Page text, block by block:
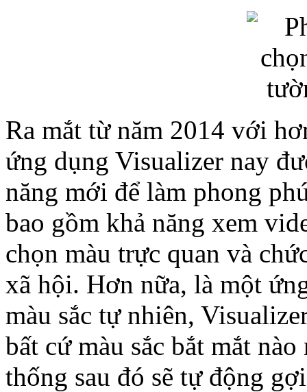
Ra mắt từ năm 2014 với
ứng dụng Visualizer nay
năng mới để làm phong
bao gồm khả năng xem
chọn màu trực quan và
xã hội. Hơn nữa, là một
màu sắc tự nhiên,
bất cứ màu sắc bắt mắt
thống sau đó sẽ tự động